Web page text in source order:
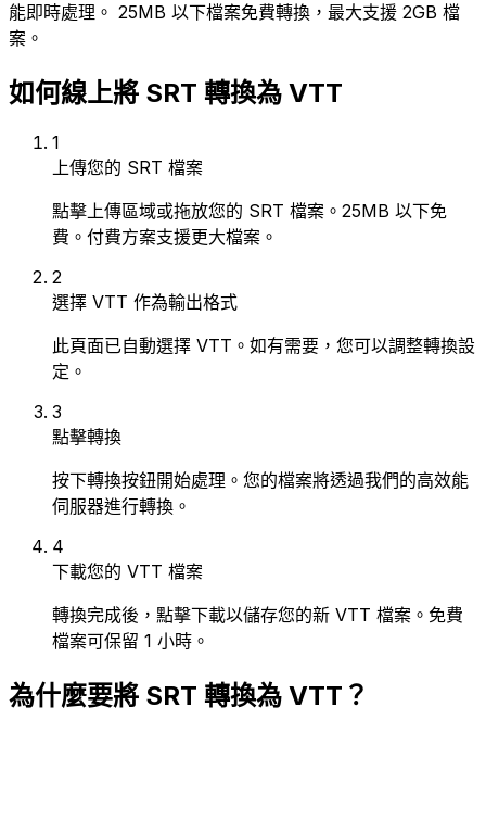
能即時處理。 25MB 以下檔案免費轉換，最大支援 2GB 檔
案。
如何線上將 SRT 轉換為 VTT
1
上傳您的 SRT 檔案
點擊上傳區域或拖放您的 SRT 檔案。25MB 以下免
費。付費方案支援更大檔案。
2
選擇 VTT 作為輸出格式
此頁面已自動選擇 VTT。如有需要，您可以調整轉換設
定。
3
點擊轉換
按下轉換按鈕開始處理。您的檔案將透過我們的高效能
伺服器進行轉換。
4
下載您的 VTT 檔案
轉換完成後，點擊下載以儲存您的新 VTT 檔案。免費
檔案可保留 1 小時。
為什麼要將 SRT 轉換為 VTT？